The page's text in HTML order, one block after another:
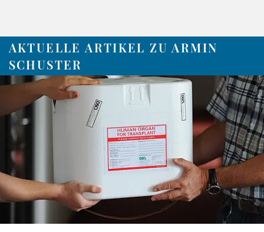
AKTUELLE ARTIKEL ZU ARMIN
SCHUSTER